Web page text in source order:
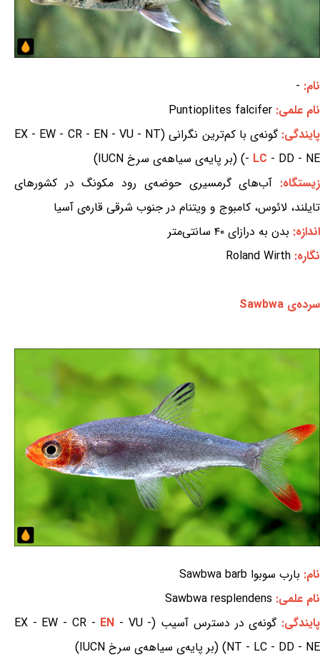
نام: -
نام علمی: Puntioplites falcifer
پایندگی:
گونه‌ی با کم‌ترین نگرانی (EX - EW - CR - EN - VU - NT
- LC - DD - NE) (بر پایه‌ی سیاهه‌ی سرخ IUCN)
زیستگاه: آب‌های گرمسیری حوضه‌ی رود مکونگ در کشورهای
تایلند، لائوس، کامبوج و ویتنام در جنوب شرقی قاره‌ی آسیا
اندازه: بدن به درازای ۴۰ سانتی‌متر
نگاره: Roland Wirth
سرده‌ی Sawbwa
نام: بارب سوبوا Sawbwa barb
نام علمی: Sawbwa resplendens
پایندگی:گونه‌ی در دسترس آسیب (EX - EW - CR - EN - VU -
NT - LC - DD - NE) (بر پایه‌ی سیاهه‌ی سرخ IUCN)